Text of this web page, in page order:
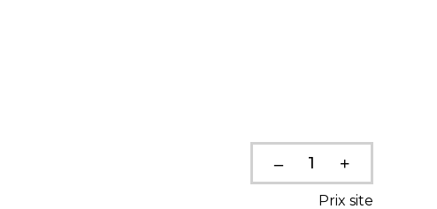
Prix site